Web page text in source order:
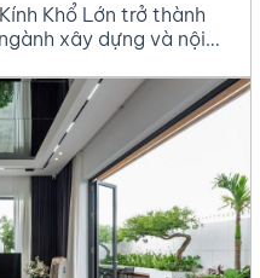
Khổ Lớn trở thành
xây dựng và nội
làm việc. Với khả năng
giác thoáng đãng,
này […]